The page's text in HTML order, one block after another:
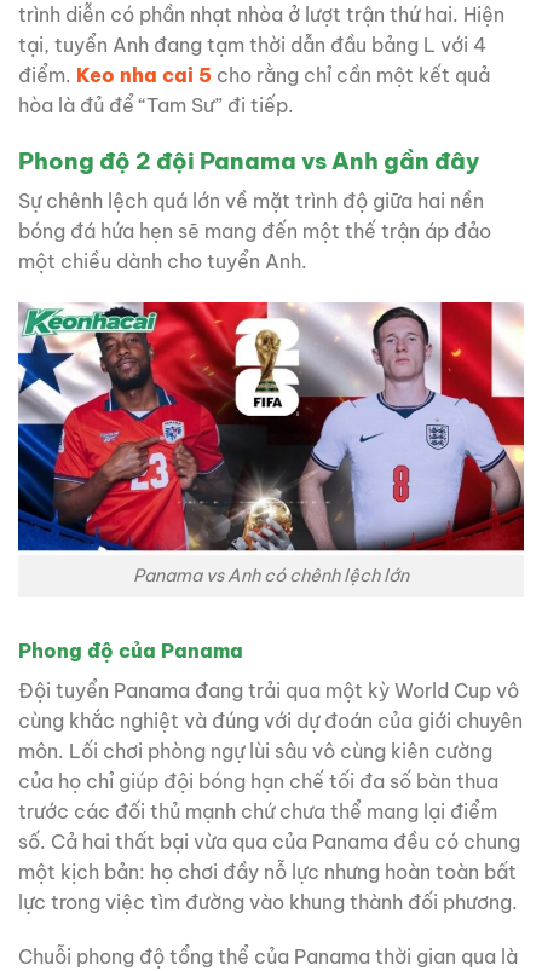
trình diễn có phần nhạt nhòa ở lượt trận thứ hai. Hiện
tại, tuyển Anh đang tạm thời dẫn đầu bảng L với 4
điểm. Keo nha cai 5 cho rằng chỉ cần một kết quả
hòa là đủ để “Tam Sư” đi tiếp.
Phong độ 2 đội Panama vs Anh gần đây
Sự chênh lệch quá lớn về mặt trình độ giữa hai nền
bóng đá hứa hẹn sẽ mang đến một thế trận áp đảo
một chiều dành cho tuyển Anh.
Panama vs Anh có chênh lệch lớn
Phong độ của Panama
Đội tuyển Panama đang trải qua một kỳ World Cup vô
cùng khắc nghiệt và đúng với dự đoán của giới chuyên
môn. Lối chơi phòng ngự lùi sâu vô cùng kiên cường
của họ chỉ giúp đội bóng hạn chế tối đa số bàn thua
trước các đối thủ mạnh chứ chưa thể mang lại điểm
số. Cả hai thất bại vừa qua của Panama đều có chung
một kịch bản: họ chơi đầy nỗ lực nhưng hoàn toàn bất
lực trong việc tìm đường vào khung thành đối phương.
Chuỗi phong độ tổng thể của Panama thời gian qua là